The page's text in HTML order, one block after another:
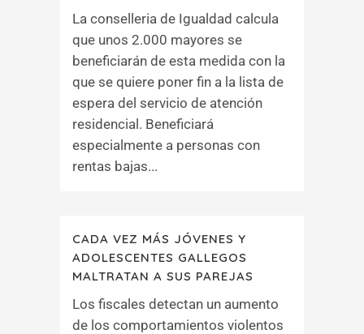
La conselleria de Igualdad calcula
que unos 2.000 mayores se
beneficiarán de esta medida con la
que se quiere poner fin a la lista de
espera del servicio de atención
residencial. Beneficiará
especialmente a personas con
rentas bajas...
CADA VEZ MÁS JÓVENES Y
ADOLESCENTES GALLEGOS
MALTRATAN A SUS PAREJAS
Los fiscales detectan un aumento
de los comportamientos violentos